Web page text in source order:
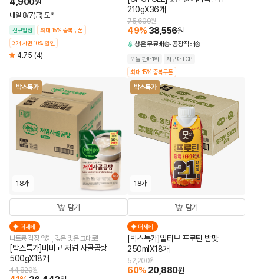
내일 8/7(금) 도착
신규입점
최대 15% 중복쿠폰
3개 사면 10% 할인
4.75 (4)
210gX36개
75,600원
49% 38,556원
상온무료배송 공장직배송
오늘 판매1위
재구매TOP
최대 15% 중복쿠폰
박스특가
18개
담기
더세페
나트륨 걱정 없이, 깊은 맛은 그대로!
[박스특가]비비고 저염 사골곰탕
500gX18개
44,820원
박스특가
18개
담기
더세페
[박스특가]얼티브 프로틴 밤맛
250mlX18개
52,200원
60% 20,880원